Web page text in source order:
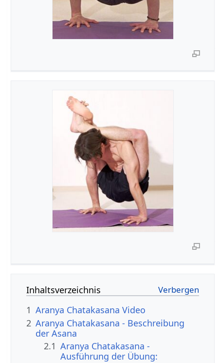
Inhaltsverzeichnis
1 Aranya Chatakasana Video
2 Aranya Chatakasana - Beschreibung
der Asana
2.1 Aranya Chatakasana -
Ausführung der Übung: